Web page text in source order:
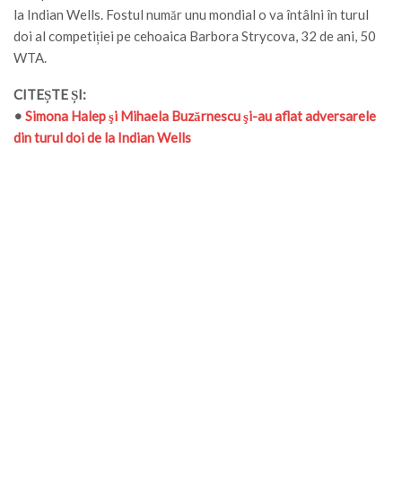
la Indian Wells. Fostul număr unu mondial o va întâlni în turul
doi al competiției pe cehoaica Barbora Strycova, 32 de ani, 50
WTA.
CITEȘTE ȘI:
• Simona Halep şi Mihaela Buzărnescu şi-au aflat adversarele
din turul doi de la Indian Wells